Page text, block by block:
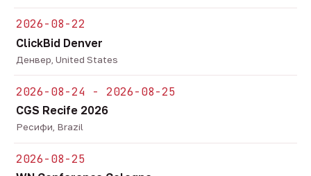
2026-08-22
ClickBid Denver
Денвер, United States
2026-08-24 - 2026-08-25
CGS Recife 2026
Ресифи, Brazil
2026-08-25